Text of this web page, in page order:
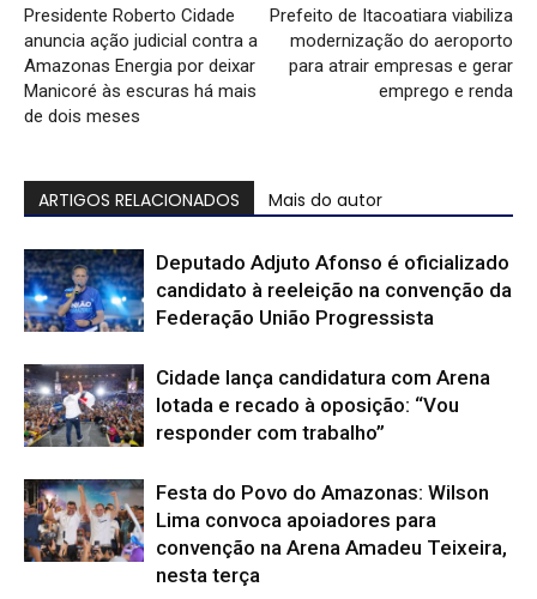
Presidente Roberto Cidade
anuncia ação judicial contra a
Amazonas Energia por deixar
Manicoré às escuras há mais
de dois meses
Prefeito de Itacoatiara viabiliza
modernização do aeroporto
para atrair empresas e gerar
emprego e renda
ARTIGOS RELACIONADOS Mais do autor
Deputado Adjuto Afonso é oficializado
candidato à reeleição na convenção da
Federação União Progressista
Cidade lança candidatura com Arena
lotada e recado à oposição: “Vou
responder com trabalho”
Festa do Povo do Amazonas: Wilson
Lima convoca apoiadores para
convenção na Arena Amadeu Teixeira,
nesta terça